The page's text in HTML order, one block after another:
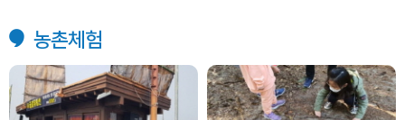
농촌체험